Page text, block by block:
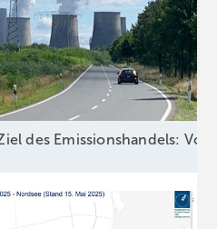
des Emissionshandels: